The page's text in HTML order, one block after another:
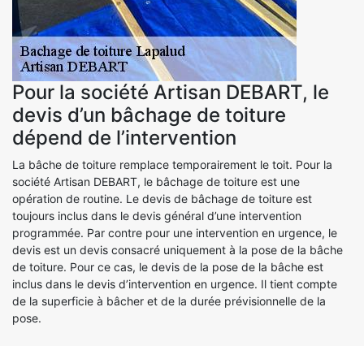
Pour la société Artisan DEBART, le
devis d’un bâchage de toiture
dépend de l’intervention
La bâche de toiture remplace temporairement le toit. Pour la
société Artisan DEBART, le bâchage de toiture est une
opération de routine. Le devis de bâchage de toiture est
toujours inclus dans le devis général d’une intervention
programmée. Par contre pour une intervention en urgence, le
devis est un devis consacré uniquement à la pose de la bâche
de toiture. Pour ce cas, le devis de la pose de la bâche est
inclus dans le devis d’intervention en urgence. Il tient compte
de la superficie à bâcher et de la durée prévisionnelle de la
pose.